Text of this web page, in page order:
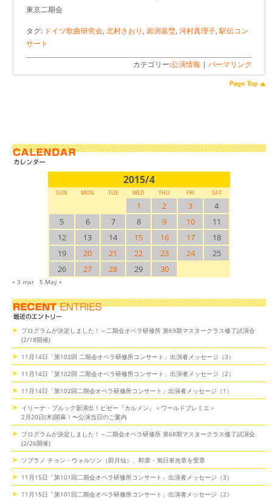
東京二期会
タグ: ドイツ歌曲研究会, 北村さおり , 岩渕嘉瑩, 河村真理子,駅伝コン
サート
カテゴリー:公演情報 | パーマリンク
2015/4
SUN MON TUE WED THU FRI SAT
1 2 3
4
5
6 7 8 9 10
11
12
13 14 15 16 17
18
19
20 21 22 23 24
25
26
27 28 29 30
« 3 mar 5 May »
プログラムが決定しました！～二期会オペラ研修所 第69期マスタークラス修了試演会
(2/18開催)
11月14日「第102回 二期会オペラ研修所コンサート」出演者メッセージ（3）
11月14日「第102回 二期会オペラ研修所コンサート」出演者メッセージ（2）
11月14日「第102回二期会オペラ研修所コンサート」出演者メッセージ（1）
イリーナ・ブルック新演出！ビゼー『カルメン』＜ワールドプレミエ＞
2月20日(木)開幕！〜公演当日のご案内
プログラムが決定しました！～二期会オペラ研修所 第68期マスタークラス修了試演会
(2/26開催)
ソプラノ チョン・ウォルソン（田月仙）、勲章・旭日単光章を受章
11月15日「第101回二期会オペラ研修所コンサート」出演者メッセージ（3）
11月15日「第101回二期会オペラ研修所コンサート」出演者メッセージ（2）